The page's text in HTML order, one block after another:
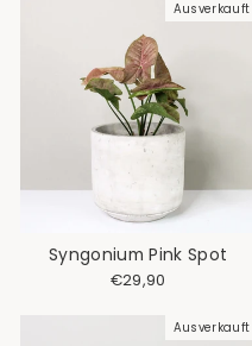
Ausverkauft
Syngonium Pink Spot
€29,90
Ausverkauft